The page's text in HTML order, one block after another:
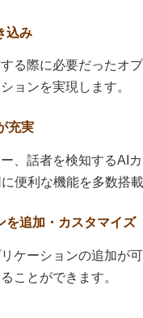
込み
る際に必要だったオ
ョンを実現します。
充実
、話者を検知するAI
便利な機能を多数搭載
を追加・カスタマイズ
ケーションの追加が
ことができます。